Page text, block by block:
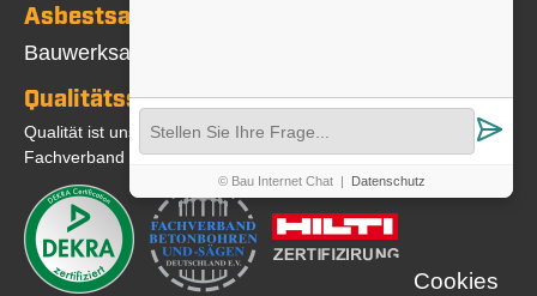
Asbestsanierung
Navigation
überspringen
Bauwerksabdichtung
Qualitätssicherung
Qualität ist uns wichtig. Wir sind Mitglied im
Fachverband und DEKRA-zertifiziert
Cookies
© Bau Internet Chat| Datenschutz